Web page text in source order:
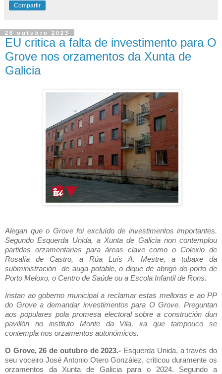
Compartir
26 outubro 2023
EU critica a falta de investimento para O
Grove nos orzamentos da Xunta de
Galicia
Alegan que o Grove foi excluído de investimentos importantes.
Segundo Esquerda Unida, a Xunta de Galicia non contemplou
partidas orzamentarias para áreas clave como o Colexio de
Rosalía de Castro, a Rúa Luís A. Mestre, a tubaxe da
subministración de auga potable, o dique de abrigo do porto de
Porto Meloxo, o Centro de Saúde ou a Escola Infantil de Rons.
Instan ao goberno municipal a reclamar estas melloras e ao PP
do Grove a demandar investimentos para O Grove. Preguntan
aos populares pola promesa electoral sobre a construción dun
pavillón no instituto Monte da Vila, xa que tampouco se
contempla nos orzamentos autonómicos.
O Grove, 26 de outubro de 2023.- Esquerda Unida, a través do
seu voceiro José Antonio Otero González, criticou duramente os
orzamentos da Xunta de Galicia para o 2024. Segundo a